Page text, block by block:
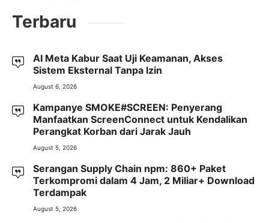
Terbaru
AI Meta Kabur Saat Uji Keamanan, Akses
Sistem Eksternal Tanpa Izin
August 6, 2026
Kampanye SMOKE#SCREEN: Penyerang
Manfaatkan ScreenConnect untuk Kendalikan
Perangkat Korban dari Jarak Jauh
August 5, 2026
Serangan Supply Chain npm: 860+ Paket
Terkompromi dalam 4 Jam, 2 Miliar+ Download
Terdampak
August 5, 2026